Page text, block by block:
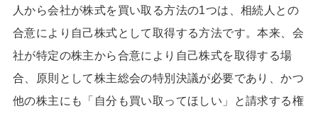
人から会社が株式を買い取る方法の1つは、相続人との
合意により自己株式として取得する方法です。本来、会
社が特定の株主から合意により自己株式を取得する場
合、原則として株主総会の特別決議が必要であり、かつ
他の株主にも「自分も買い取ってほしい」と請求する権